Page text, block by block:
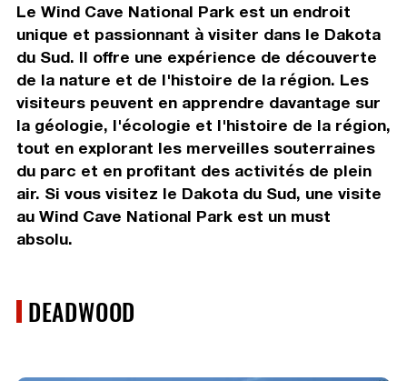
Le Wind Cave National Park est un endroit
unique et passionnant à visiter dans le Dakota
du Sud. Il offre une expérience de découverte
de la nature et de l'histoire de la région. Les
visiteurs peuvent en apprendre davantage sur
la géologie, l'écologie et l'histoire de la région,
tout en explorant les merveilles souterraines
du parc et en profitant des activités de plein
air. Si vous visitez le Dakota du Sud, une visite
au Wind Cave National Park est un must
absolu.
DEADWOOD